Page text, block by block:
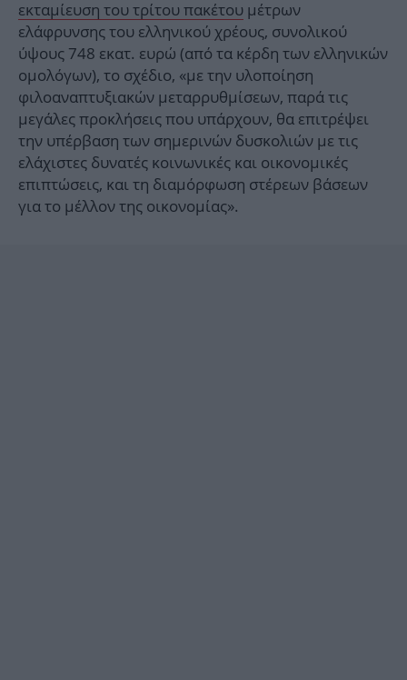
εκταμίευση του τρίτου πακέτου μέτρων
ελάφρυνσης του ελληνικού χρέους, συνολικού
ύψους 748 εκατ. ευρώ (από τα κέρδη των ελληνικών
ομολόγων), το σχέδιο, «με την υλοποίηση
φιλοαναπτυξιακών μεταρρυθμίσεων, παρά τις
μεγάλες προκλήσεις που υπάρχουν, θα επιτρέψει
την υπέρβαση των σημερινών δυσκολιών με τις
ελάχιστες δυνατές κοινωνικές και οικονομικές
επιπτώσεις, και τη διαμόρφωση στέρεων βάσεων
για το μέλλον της οικονομίας».